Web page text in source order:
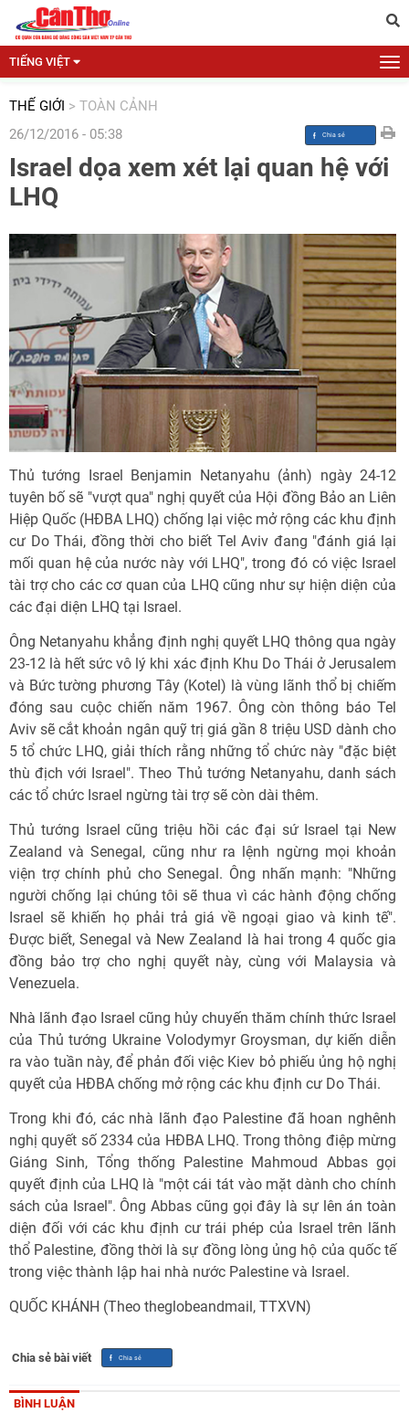
TIẾNG VIỆT
THẾ GIỚI > TOÀN CẢNH
26/12/2016 - 05:38
Israel dọa xem xét lại quan hệ với
LHQ
Thủ tướng Israel Benjamin Netanyahu (ảnh) ngày 24-12
tuyên bố sẽ "vượt qua" nghị quyết của Hội đồng Bảo an Liên
Hiệp Quốc (HĐBA LHQ) chống lại việc mở rộng các khu định
cư Do Thái, đồng thời cho biết Tel Aviv đang "đánh giá lại
mối quan hệ của nước này với LHQ", trong đó có việc Israel
tài trợ cho các cơ quan của LHQ cũng như sự hiện diện của
các đại diện LHQ tại Israel.
Ông Netanyahu khẳng định nghị quyết LHQ thông qua ngày
23-12 là hết sức vô lý khi xác định Khu Do Thái ở Jerusalem
và Bức tường phương Tây (Kotel) là vùng lãnh thổ bị chiếm
đóng sau cuộc chiến năm 1967. Ông còn thông báo Tel
Aviv sẽ cắt khoản ngân quỹ trị giá gần 8 triệu USD dành cho
5 tổ chức LHQ, giải thích rằng những tổ chức này "đặc biệt
thù địch với Israel". Theo Thủ tướng Netanyahu, danh sách
các tổ chức Israel ngừng tài trợ sẽ còn dài thêm.
Thủ tướng Israel cũng triệu hồi các đại sứ Israel tại New
Zealand và Senegal, cũng như ra lệnh ngừng mọi khoản
viện trợ chính phủ cho Senegal. Ông nhấn mạnh: "Những
người chống lại chúng tôi sẽ thua vì các hành động chống
Israel sẽ khiến họ phải trả giá về ngoại giao và kinh tế".
Được biết, Senegal và New Zealand là hai trong 4 quốc gia
đồng bảo trợ cho nghị quyết này, cùng với Malaysia và
Venezuela.
Nhà lãnh đạo Israel cũng hủy chuyến thăm chính thức Israel
của Thủ tướng Ukraine Volodymyr Groysman, dự kiến diễn
ra vào tuần này, để phản đối việc Kiev bỏ phiếu ủng hộ nghị
quyết của HĐBA chống mở rộng các khu định cư Do Thái.
Trong khi đó, các nhà lãnh đạo Palestine đã hoan nghênh
nghị quyết số 2334 của HĐBA LHQ. Trong thông điệp mừng
Giáng Sinh, Tổng thống Palestine Mahmoud Abbas gọi
quyết định của LHQ là "một cái tát vào mặt dành cho chính
sách của Israel". Ông Abbas cũng gọi đây là sự lên án toàn
diện đối với các khu định cư trái phép của Israel trên lãnh
thổ Palestine, đồng thời là sự đồng lòng ủng hộ của quốc tế
trong việc thành lập hai nhà nước Palestine và Israel.
QUỐC KHÁNH (Theo theglobeandmail, TTXVN)
Chia sẻ bài viết
BÌNH LUẬN